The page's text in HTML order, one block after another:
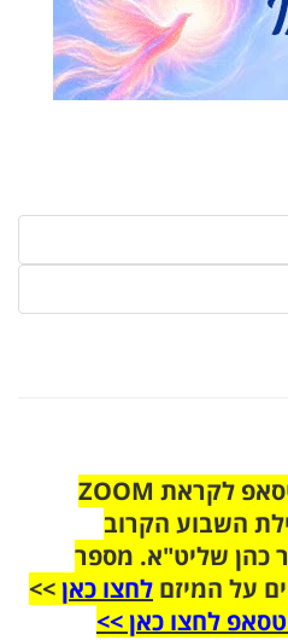
הצטרפו לקבוצת הוואטסאפ לקראת ZOOM
השבוע הקרוב
כהן שליט"א. מספר
על המיזם לחצו כאן>>
לחצו כאן >>